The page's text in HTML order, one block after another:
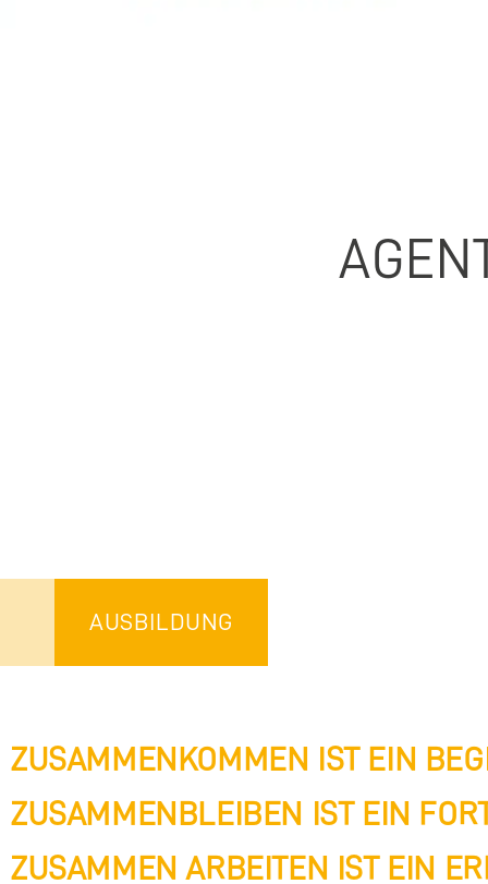
AUSBILDUNG
ZUSAMMENKOMMEN IST EIN
ZUSAMMENBLEIBEN IST EIN
ZUSAMMEN ARBEITEN IST EIN